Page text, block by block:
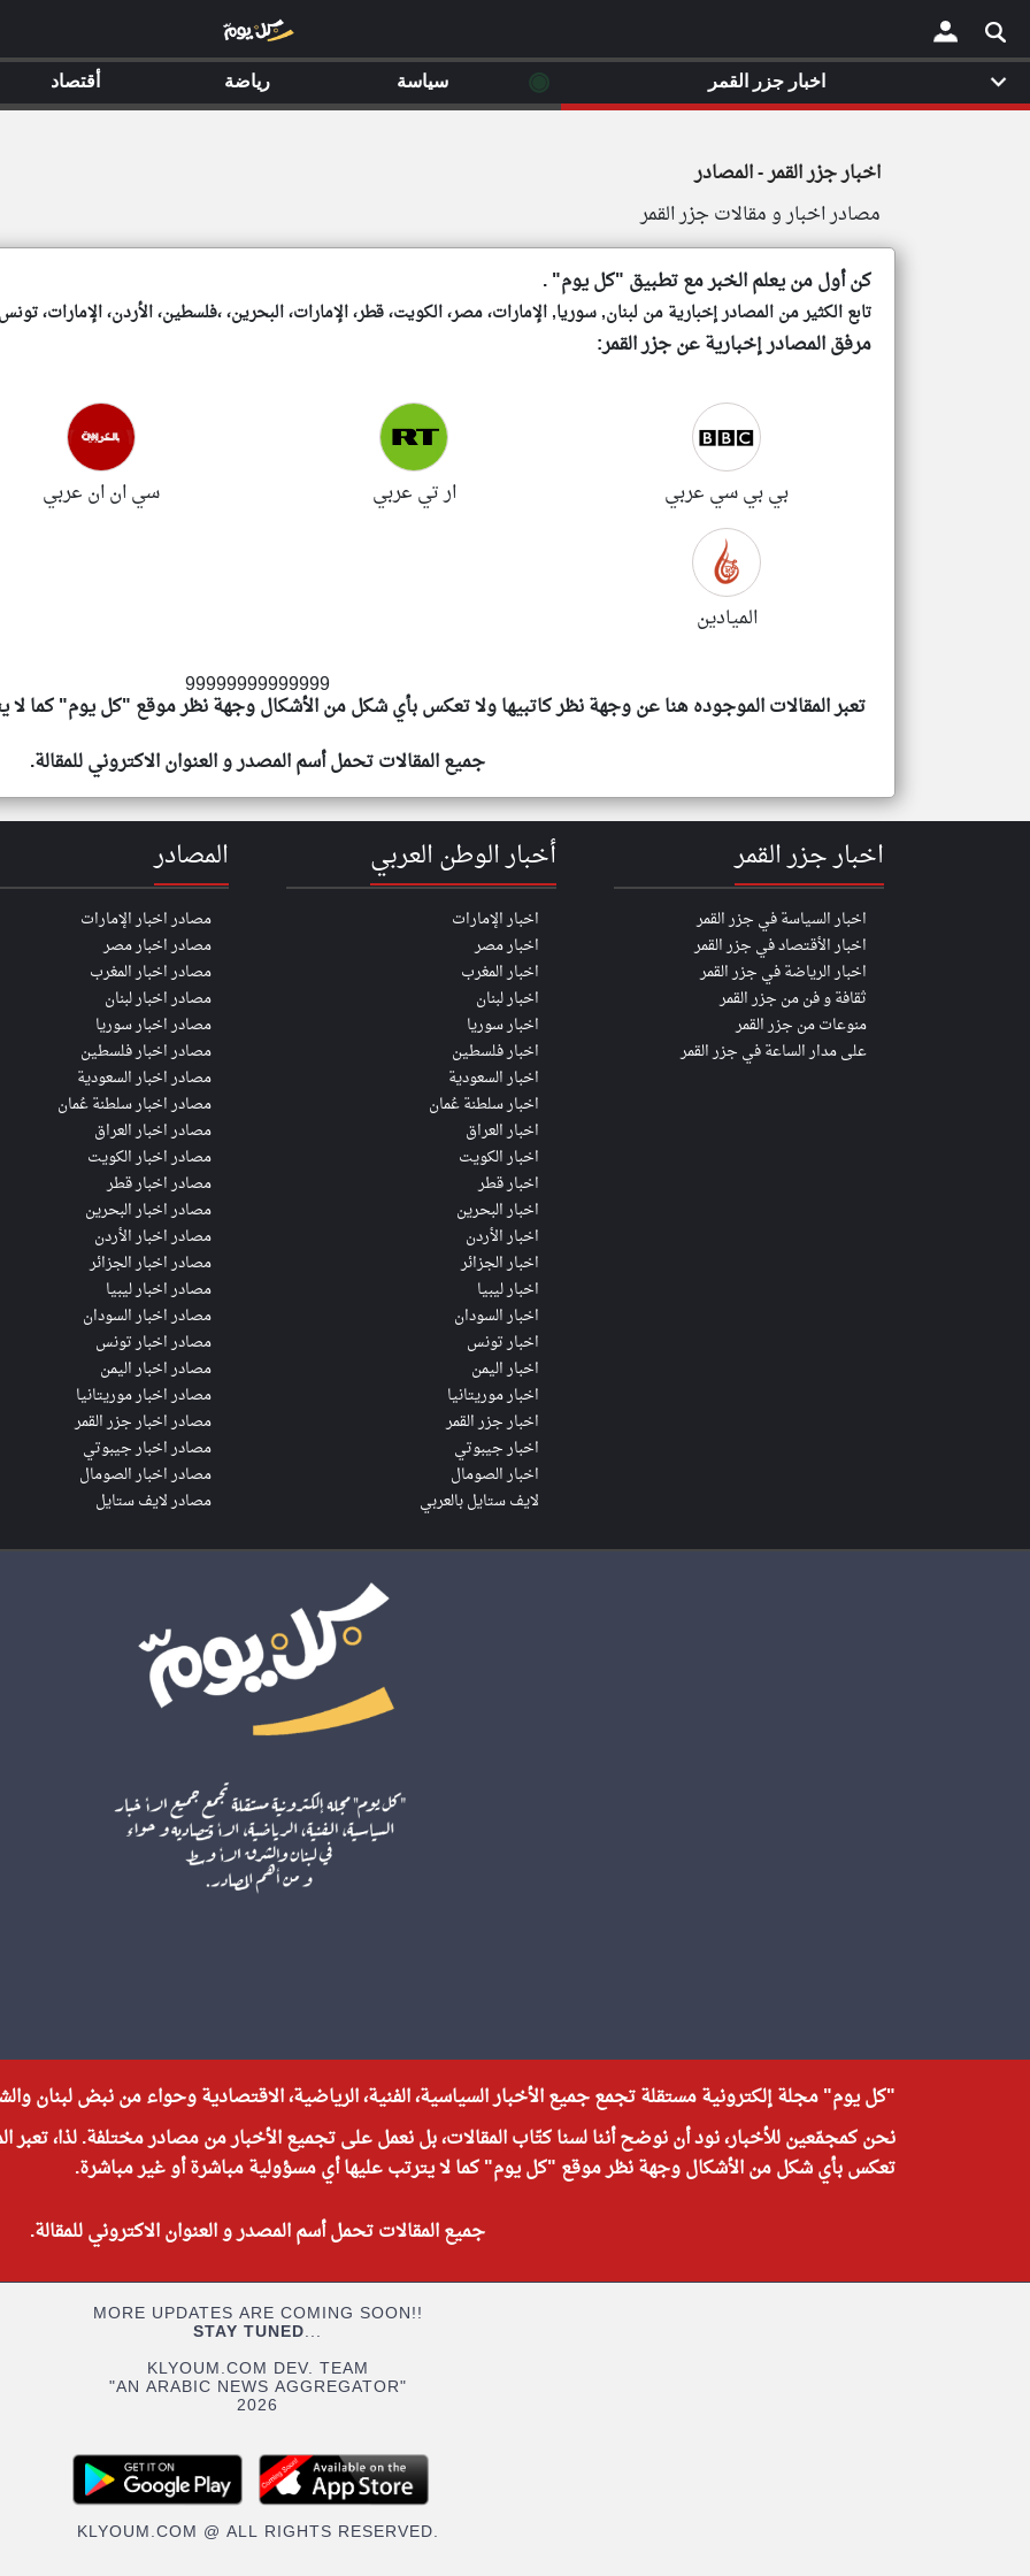
اخبار جزر القمر ◉ سياسة رياضة أقتصاد
×
اخبار جزر القمر - المصادر
مصادر اخبار و مقالات جزر القمر
كن أول من يعلم الخبر مع تطبيق "كل يوم" .
تابع الكثير من المصادر إخبارية من لبنان, سوريا, الإمارات، مصر، الكويت، قطر، الإمارات، البحرين، ،فلسطين، الأردن، الإمارات،
مرفق المصادر إخبارية عن جزر القمر:
بي بي سي عربي ار تي عربي سي ان ان عربي
الميادين
99999999999999
تعبر المقالات الموجوده هنا عن وجهة نظر كاتبيها ولا تعكس بأي شكل من الأشكال وجهة نظر موقع "كل يوم" كما لا
جميع المقالات تحمل أسم المصدر و العنوان الاكتروني للمقالة.
اخبار جزر القمر
اخبار السياسة في جزر القمر
اخبار الأقتصاد في جزر القمر
اخبار الرياضة في جزر القمر
ثقافة و فن من جزر القمر
منوعات من جزر القمر
على مدار الساعة في جزر القمر
أخبار الوطن العربي
اخبار الإمارات
اخبار مصر
اخبار المغرب
اخبار لبنان
اخبار سوريا
اخبار فلسطين
اخبار السعودية
اخبار سلطنة عُمان
اخبار العراق
اخبار الكويت
اخبار قطر
اخبار البحرين
اخبار الأردن
اخبار الجزائر
اخبار ليبيا
اخبار السودان
اخبار تونس
اخبار اليمن
اخبار موريتانيا
اخبار جزر القمر
اخبار جيبوتي
اخبار الصومال
لايف ستايل بالعربي
المصادر
مصادر اخبار الإمارات
مصادر اخبار مصر
مصادر اخبار المغرب
مصادر اخبار لبنان
مصادر اخبار سوريا
مصادر اخبار فلسطين
مصادر اخبار السعودية
مصادر اخبار سلطنة عُمان
مصادر اخبار العراق
مصادر اخبار الكويت
مصادر اخبار قطر
مصادر اخبار البحرين
مصادر اخبار الأردن
مصادر اخبار الجزائر
مصادر اخبار ليبيا
مصادر اخبار السودان
مصادر اخبار تونس
مصادر اخبار اليمن
مصادر اخبار موريتانيا
مصادر اخبار جزر القمر
مصادر اخبار جيبوتي
مصادر اخبار الصومال
مصادر لايف ستايل
"كل يوم" مجلة إلكترونية مستقلة تجمع جميع الأخبار السياسية، الفنية، الرياضية، الاقتصادية وحواء من نبض لبنان
نحن كمجمّعين للأخبار، نود أن نوضح أننا لسنا كتّاب المقالات، بل نعمل على تجميع الأخبار من مصادر مختلفة. لذا، تعبر
تعكس بأي شكل من الأشكال وجهة نظر موقع "كل يوم" كما لا يترتب عليها أي مسؤولية مباشرة أو غير مباشرة.
جميع المقالات تحمل أسم المصدر و العنوان الاكتروني للمقالة.
MORE UPDATES ARE COMING SOON!!
STAY TUNED...
KLYOUM.COM DEV. TEAM
"AN ARABIC NEWS AGGREGATOR"
2026
KLYOUM.COM @ ALL RIGHTS RESERVED.
اخبار جزر القمر ◉ سياسة رياضة أقتصاد